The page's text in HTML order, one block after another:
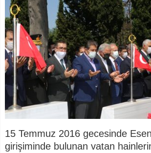
15 Temmuz 2016 gecesinde
girişiminde bulunan vatan